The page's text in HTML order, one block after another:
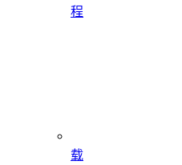
程
载